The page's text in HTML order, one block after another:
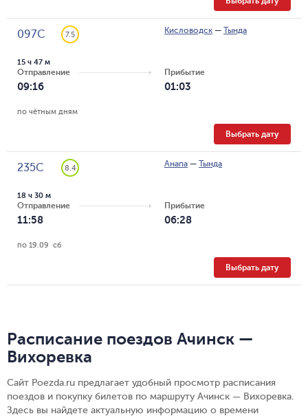
097С 7.5 Кисловодск — Тында
Отправление
09:16
15 ч 47 м
Прибытие
01:03
по чётным дням
Выбрать дату
235С 8.4 Анапа — Тында
Отправление
11:58
18 ч 30 м
Прибытие
06:28
по 19.09  сб
Выбрать дату
Расписание поездов Ачинск —
Вихоревка
Сайт Poezda.ru предлагает удобный просмотр расписания
поездов и покупку билетов по маршруту Ачинск — Вихоревка.
Здесь вы найдете актуальную информацию о времени